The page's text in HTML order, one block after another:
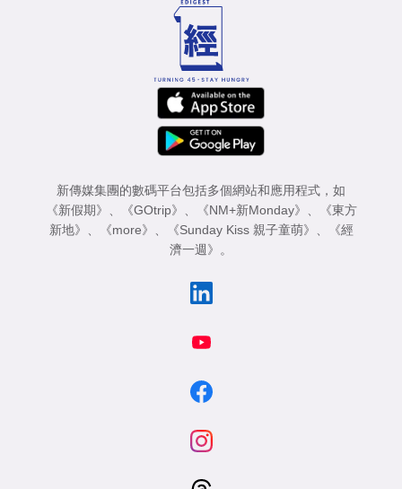
新傳媒集團的數碼平台包括多個網站和應用程式，如
《新假期》
《GOtrip》 《NM+新Monday》
《東方
新地》
《more》 《Sunday Kiss 親子童萌》
《經
濟一週》
。